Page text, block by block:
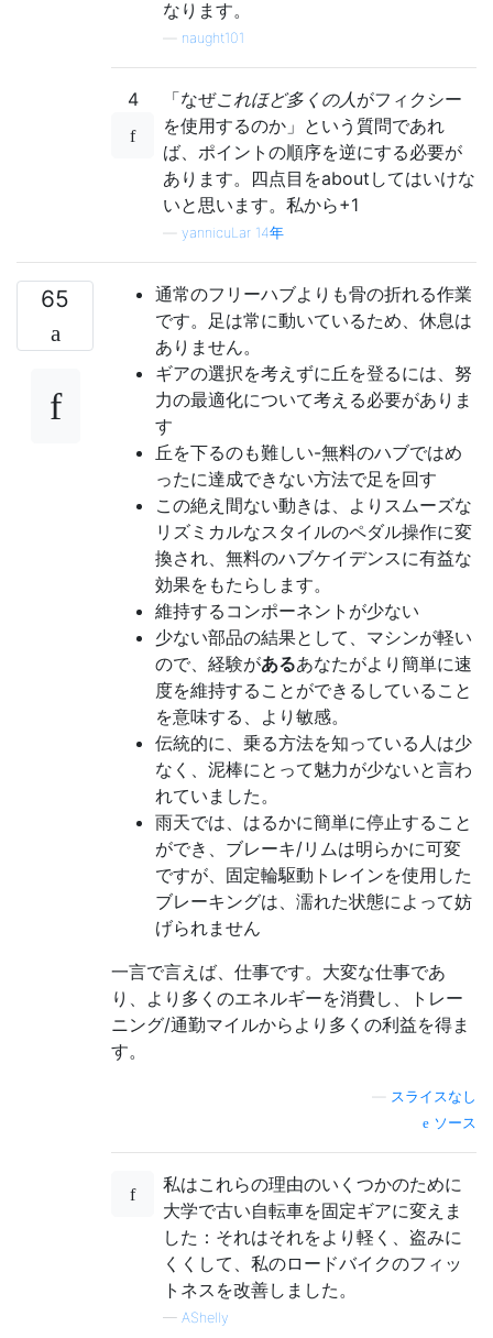
なります。
naught101
4 「なぜこれほど多くの人 がフィクシー
を使用するのか」という質問であれ
ば、ポイントの順序を逆にする必要が
あります。四点目をaboutしてはいけな
いと思います。私から+1
yannicuLar 14年
65
通常のフリーハブよりも骨の折れる作業
です。足は常に動いているため、休息は
ありません。
ギアの選択を考えずに丘を登るには、努
力の最適化について考える必要がありま
す
丘を下るのも難しい-無料のハブではめ
ったに達成できない方法で足を回す
この絶え間ない動きは、よりスムーズな
リズミカルなスタイルのペダル操作に変
換され、無料のハブケイデンスに有益な
効果をもたらします。
維持するコンポーネントが少ない
少ない部品の結果として、マシンが軽い
ので、経験があるあなたがより簡単に速
度を維持することができるしていること
を意味する、より敏感。
伝統的に、乗る方法を知っている人は少
なく、泥棒にとって魅力が少ないと言わ
れていました。
雨天では、はるかに簡単に停止すること
ができ、ブレーキ/リムは明らかに可変
ですが、固定輪駆動トレインを使用した
ブレーキングは、濡れた状態によって妨
げられません
一言で言えば、仕事です。大変な仕事であ
り、より多くのエネルギーを消費し、トレー
ニング/通勤マイルからより多くの利益を得ま
す。
スライスなし
ソース
私はこれらの理由のいくつかのために
大学で古い自転車を固定ギアに変えま
した：それはそれをより軽く、盗みに
くくして、私のロードバイクのフィッ
トネスを改善しました。
— AShelly